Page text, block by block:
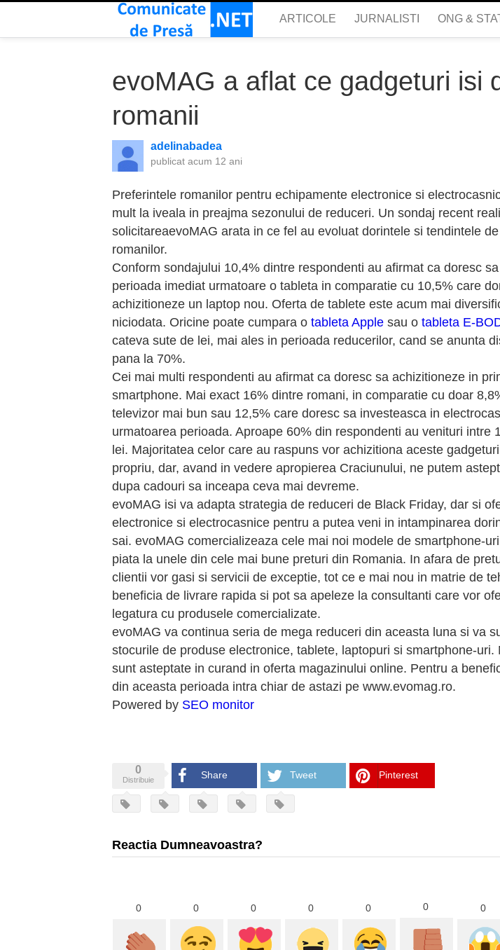
ARTICOLE JURNALISTI ONG &
evoMAG a aflat ce gadgeturi isi
romanii
adelinabadea
publicat acum 12 ani
Preferintele romanilor pentru echipamente electronice si
mult la iveala in preajma sezonului de reduceri. Un sondaj recent
solicitareaevoMAG arata in ce fel au evoluat dorintele si tendintele
romanilor.
Conform sondajului 10,4% dintre respondenti au afirmat ca doresc
perioada imediat urmatoare o tableta in comparatie cu 10,5% care
achizitioneze un laptop nou. Oferta de tablete este acum mai
niciodata. Oricine poate cumpara o tableta Applesau o tableta E-
cateva sute de lei, mai ales in perioada reducerilor, cand se anunta
pana la 70%.
Cei mai multi respondenti au afirmat ca doresc sa achizitioneze in
smartphone. Mai exact 16% dintre romani, in comparatie cu doar
televizor mai bun sau 12,5% care doresc sa investeasca in
urmatoarea perioada. Aproape 60% din respondenti au venituri intre
lei. Majoritatea celor care au raspuns vor achizitiona aceste
propriu, dar, avand in vedere apropierea Craciunului, ne putem
dupa cadouri sa inceapa ceva mai devreme.
evoMAG isi va adapta strategia de reduceri de Black Friday, dar si
electronice si electrocasnice pentru a putea veni in intampinarea
sai. evoMAG comercializeaza cele mai noi modele de smartphone-
piata la unele din cele mai bune preturi din Romania. In afara de
clientii vor gasi si servicii de exceptie, tot ce e mai nou in matrie de
beneficia de livrare rapida si pot sa apeleze la consultanti care vor
legatura cu produsele comercializate.
evoMAG va continua seria de mega reduceri din aceasta luna si va
stocurile de produse electronice, tablete, laptopuri si smartphone-uri.
sunt asteptate in curand in oferta magazinului online. Pentru a
din aceasta perioada intra chiar de astazi pe www.evomag.ro.
Powered by SEO monitor
0
Distribuie Share Tweet Pinterest
Reactia Dumneavoastra?
0 0 0 0 0 0 0